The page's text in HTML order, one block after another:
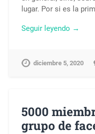
lugar. Por si es la
Seguir leyendo →
diciembre 5, 2020
5000
grupo de